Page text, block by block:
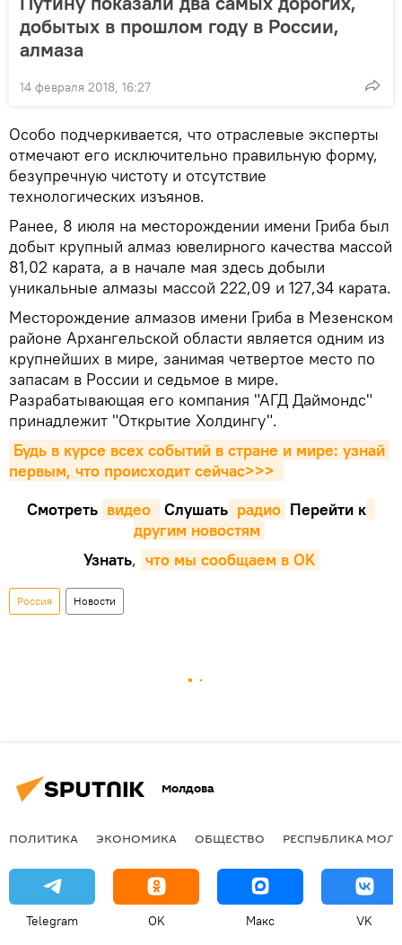
добытых в прошлом году в России,
алмаза
14 февраля 2018, 16:27
Особо подчеркивается, что отраслевые эксперты
отмечают его исключительно правильную форму,
безупречную чистоту и отсутствие
технологических изъянов.
Ранее, 8 июля на месторождении имени Гриба был
добыт крупный алмаз ювелирного качества массой
81,02 карата, а в начале мая здесь добыли
уникальные алмазы массой 222,09 и 127,34 карата.
Месторождение алмазов имени Гриба в Мезенском
районе Архангельской области является одним из
крупнейших в мире, занимая четвертое место по
запасам в России и седьмое в мире.
Разрабатывающая его компания "АГД Даймондс"
принадлежит "Открытие Холдингу".
Будь в курсе всех событий в стране и мире: узнай
первым, что происходит сейчаc>>>
Смотреть видео Cлушать радио Перейти к
другим новостям
Узнать, что мы сообщаем в OK
Россия Новости
Молдова
ПОЛИТИКА ЭКОНОМИКА ОБЩЕСТВО РЕСПУБЛИКА
Telegram OK Макс VK